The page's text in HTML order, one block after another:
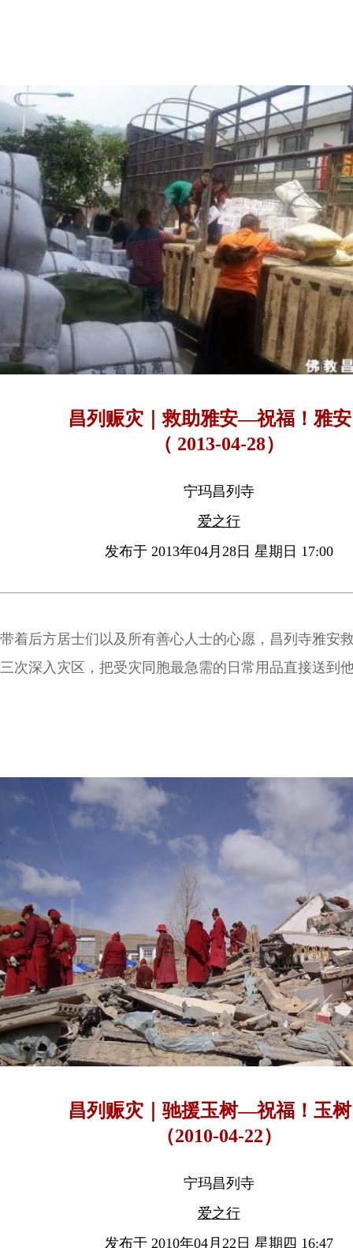
昌列赈灾｜救助雅安—祝福！雅
（ 2013-04-28）
宁玛昌列寺
爱之行
发布于 2013年04月28日 星期日 17:00
带着后方居士们以及所有善心人士的心愿，昌列寺雅安
三次深入灾区，把受灾同胞最急需的日常用品直接送到
昌列赈灾｜驰援玉树—祝福！玉
（2010-04-22）
宁玛昌列寺
爱之行
发布于 2010年04月22日 星期四 16:47